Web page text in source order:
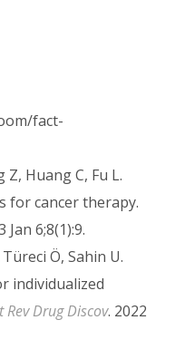
fact-
Z, Huang C, Fu L.
for cancer therapy.
Jan 6;8(1):9.
Ö, Sahin U.
individualized
Rev Drug Discov. 2022